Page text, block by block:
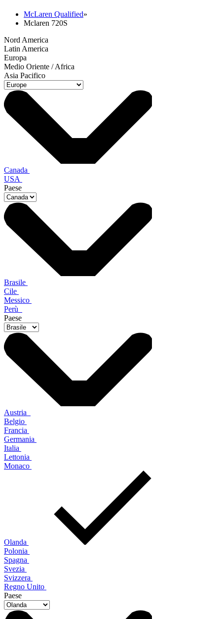
McLaren Qualified»
Mclaren 720S
Nord America
Latin America
Europa
Medio Oriente / Africa
Asia Pacifico
Canada
USA
Paese
Brasile
Cile
Messico
Perù
Paese
Austria
Belgio
Francia
Germania
Italia
Lettonia
Monaco
Olanda
Polonia
Spagna
Svezia
Svizzera
Regno Unito
Paese